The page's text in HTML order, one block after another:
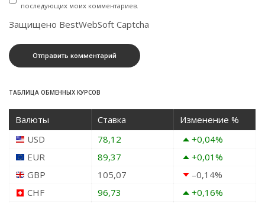
последующих моих комментариев.
Защищено BestWebSoft Captcha
ТАБЛИЦА ОБМЕННЫХ КУРСОВ
Валюты Ставка
Изменение %
USD
78,12 +0,04%
EUR
89,37 +0,01%
GBP
105,07 –0,14%
CHF
96,73 +0,16%